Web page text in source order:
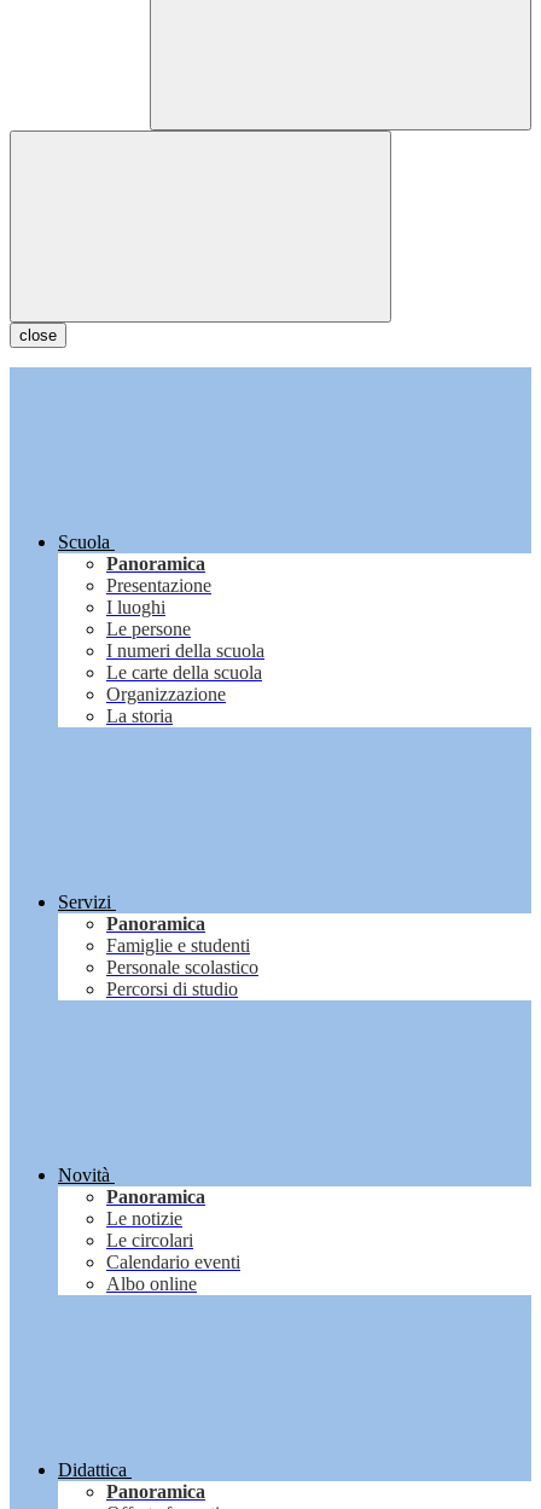
close
Scuola
Panoramica
Presentazione
I luoghi
Le persone
I numeri della scuola
Le carte della scuola
Organizzazione
La storia
Servizi
Panoramica
Famiglie e studenti
Personale scolastico
Percorsi di studio
Novità
Panoramica
Le notizie
Le circolari
Calendario eventi
Albo online
Didattica
Panoramica